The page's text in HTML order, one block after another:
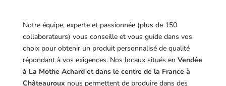
Notre équipe, experte et passionnée (plus de 150
collaborateurs) vous conseille et vous guide dans vos
choix pour obtenir un produit personnalisé de qualité
répondant à vos exigences. Nos locaux situés en Vendée
à La Mothe Achard et dans le centre de la France à
Châteauroux nous permettent de produire dans des